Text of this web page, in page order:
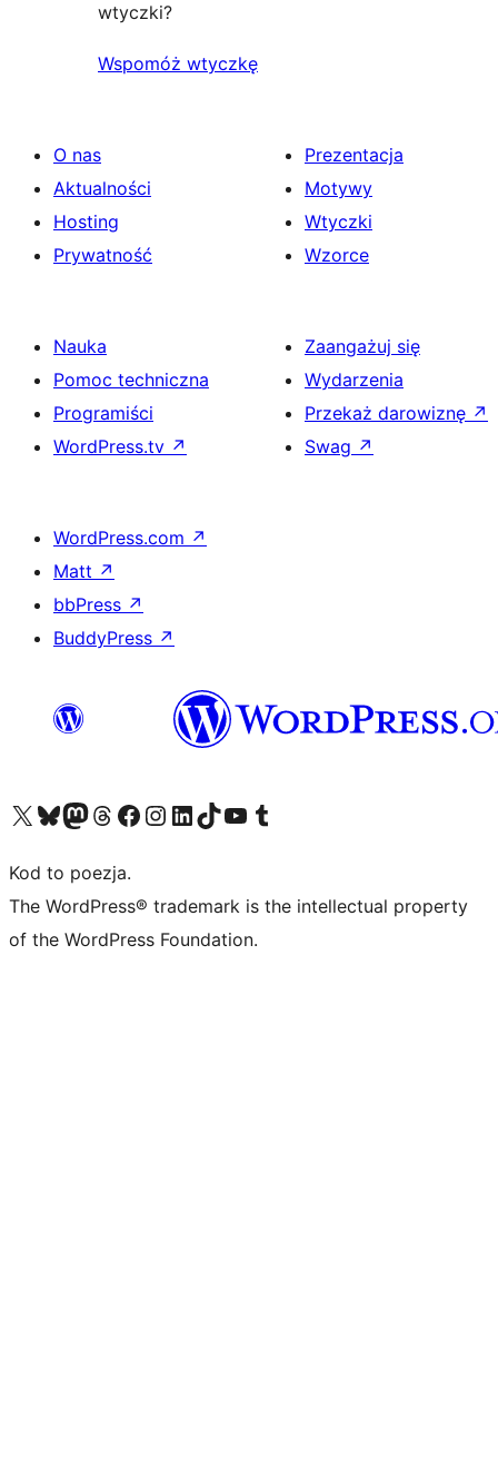
wtyczki?
Wspomóż wtyczkę
O nas
Aktualności
Hosting
Prywatność
Prezentacja
Motywy
Wtyczki
Wzorce
Nauka
Pomoc techniczna
Programiści
WordPress.tv ↗
Zaangażuj się
Wydarzenia
Przekaż darowiznę ↗
Swag ↗
WordPress.com ↗
Matt ↗
bbPress ↗
BuddyPress ↗
Odwiedź nasze konto X (dawniej Twitter)
Odwiedź nasze konto Bluesky
Odwiedź nasze konto na Mastodoncie
Odwiedź naszego Threadsa
Odwiedź naszego Facebooka
Odwiedź nasze konto na Instagramie
Odwiedź nasze konto na LinkedIn
Odwiedź naszego TikToka
Odwiedź nasz kanał YouTube
Odwiedź naszego Tumblra
Kod to poezja.
The WordPress® trademark is the intellectual property
of the WordPress Foundation.